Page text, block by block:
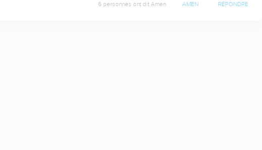
6 personnes ont dit Amen AMEN RÉPONDRE